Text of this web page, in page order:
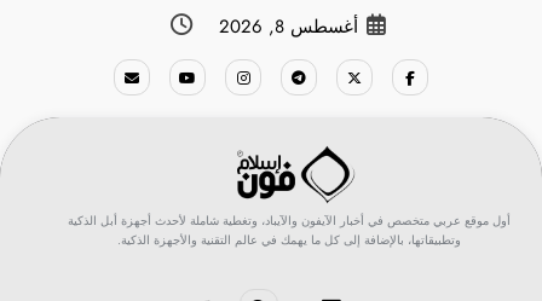
أغسطس 8, 2026
أول موقع عربي متخصص في أخبار الآيفون والآيباد، وتغطية شاملة لأحدث أجهزة أبل الذكية
وتطبيقاتها، بالإضافة إلى كل ما يهمك في عالم التقنية والأجهزة الذكية.